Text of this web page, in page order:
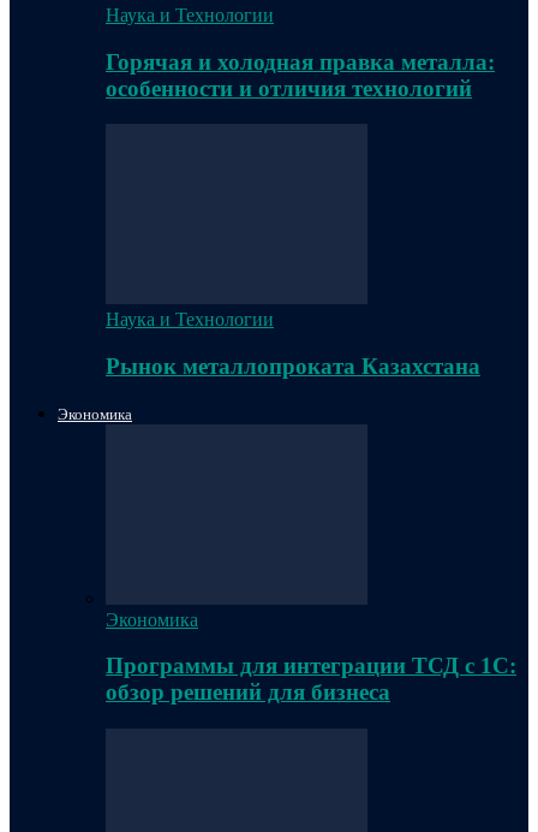
Наука и Технологии
Горячая и холодная правка металла:
особенности и отличия технологий
Наука и Технологии
Рынок металлопроката Казахстана
Экономика
Экономика
Программы для интеграции ТСД с 1С:
обзор решений для бизнеса